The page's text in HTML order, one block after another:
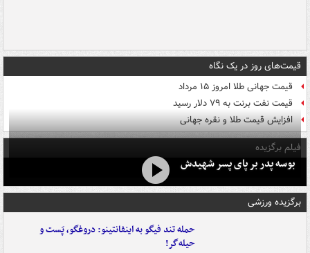
قیمت‌های روز در یک نگاه
قیمت جهانی طلا امروز ۱۵ مرداد
قیمت نفت برنت به ۷۹ دلار رسید
افزایش قیمت طلا و نقره جهانی
فیلم برگزیده
بوسه‌ پدر بر پای پسر شهیدش
برگزیده ورزشی
حمله تند فیگو به اینفانتینو: دروغگو، پَست‌ و
حیله‌گر!